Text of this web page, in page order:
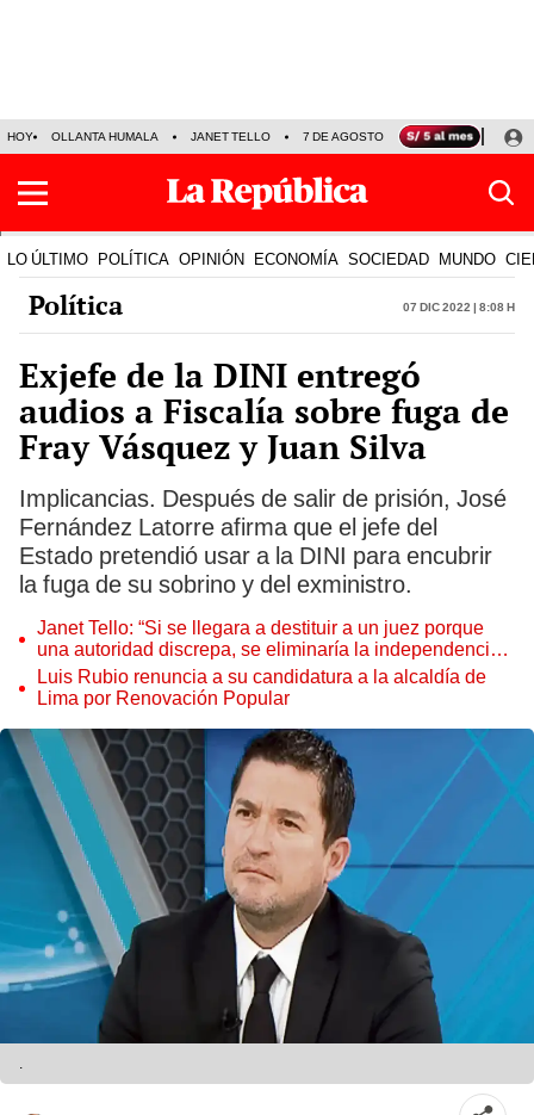
HOY OLLANTA HUMALA JANET TELLO 7 DE AGOSTO TINKA RESULTADOS
LO ÚLTIMO POLÍTICA OPINIÓN ECONOMÍA SOCIEDAD MUNDO
Política 07 Dic 2022 | 8:08 h
Exjefe de la DINI entregó
audios a Fiscalía sobre fuga de
Fray Vásquez y Juan Silva
Implicancias. Después de salir de prisión, José
Fernández Latorre afirma que el jefe del
Estado pretendió usar a la DINI para encubrir
la fuga de su sobrino y del exministro.
Janet Tello: “Si se llegara a destituir a un juez porque
una autoridad discrepa, se eliminaría la independencia
judicial”
Luis Rubio renuncia a su candidatura a la alcaldía de
Lima por Renovación Popular
.